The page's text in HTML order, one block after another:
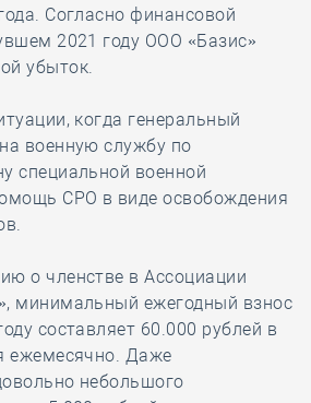
Согласно финансовой
2021 году ООО «Базис»
убыток.
когда генеральный
военную службу по
специальной военной
СРО в виде освобождения
о членстве в Ассоциации
минимальный ежегодный взнос
составляет 60.000 рублей в
ежемесячно. Даже
небольшого